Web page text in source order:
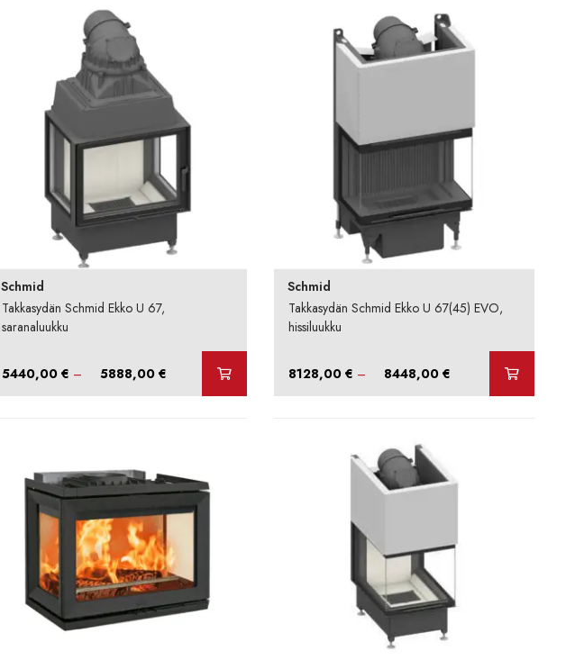
Schmid
Takkasydän Schmid Ekko U 67,
saranaluukku
5440,00 € – 5888,00 €Hintaluokka:
Schmid
Takkasydän Schmid Ekko U 67(45) EVO,
hissiluukku
8128,00€ – 8448,00€ Hintaluokka: